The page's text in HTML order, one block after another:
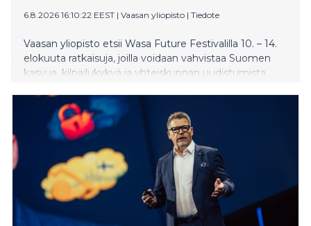
6.8.2026 16:10:22 EEST | Vaasan yliopisto | Tiedote
Vaasan yliopisto etsii Wasa Future Festivalilla 10. – 14.
elokuuta ratkaisuja, joilla voidaan vahvistaa Suomen
kasvua, kilpailukykyä ja yhteiskunnan uudistumista.
tekoälyä, startup-yrittäjyyttä, energiasiirtymää,
datakeskuksia, avaruustaloutta, resilienssiä sekä
tutkimuksen ja yritysten yhteistyötä kasvun ja
investointien tukena.